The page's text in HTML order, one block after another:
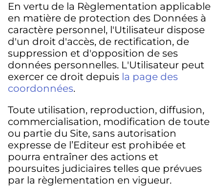
En vertu de la Règlementation applicable
en matière de protection des Données à
caractère personnel, l'Utilisateur dispose
d'un droit d'accès, de rectification, de
suppression et d'opposition de ses
données personnelles. L'Utilisateur peut
exercer ce droit depuis la page des
coordonnées.
Toute utilisation, reproduction, diffusion,
commercialisation, modification de toute
ou partie du Site, sans autorisation
expresse de l’Editeur est prohibée et
pourra entraîner des actions et
poursuites judiciaires telles que prévues
par la règlementation en vigueur.